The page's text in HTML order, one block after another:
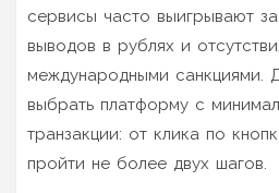
сервисы часто выигрывают
выводов в рублях и
международными санкциями.
выбрать платформу с
транзакции: от клика по
пройти не более двух шагов.